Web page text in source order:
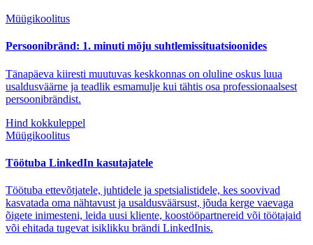
Müügikoolitus
Persoonibränd: 1. minuti mõju suhtlemissituatsioonides
Tänapäeva kiiresti muutuvas keskkonnas on oluline oskus luua
usaldusväärne ja teadlik esmamulje kui tähtis osa professionaalsest
persoonibrändist.
Hind kokkuleppel
Müügikoolitus
Töötuba LinkedIn kasutajatele
Töötuba ettevõtjatele, juhtidele ja spetsialistidele, kes soovivad
kasvatada oma nähtavust ja usaldusväärsust, jõuda kerge vaevaga
õigete inimesteni, leida uusi kliente, koostööpartnereid või töötajaid
või ehitada tugevat isiklikku brändi LinkedInis.